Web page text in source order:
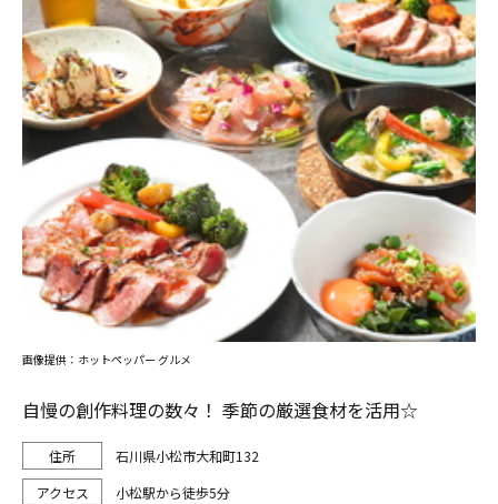
自慢の創作料理の数々！ 季節の厳選食材を活用☆
石川県小松市大和町132
小松駅から徒歩5分
画像提供：ホットペッパー グルメ